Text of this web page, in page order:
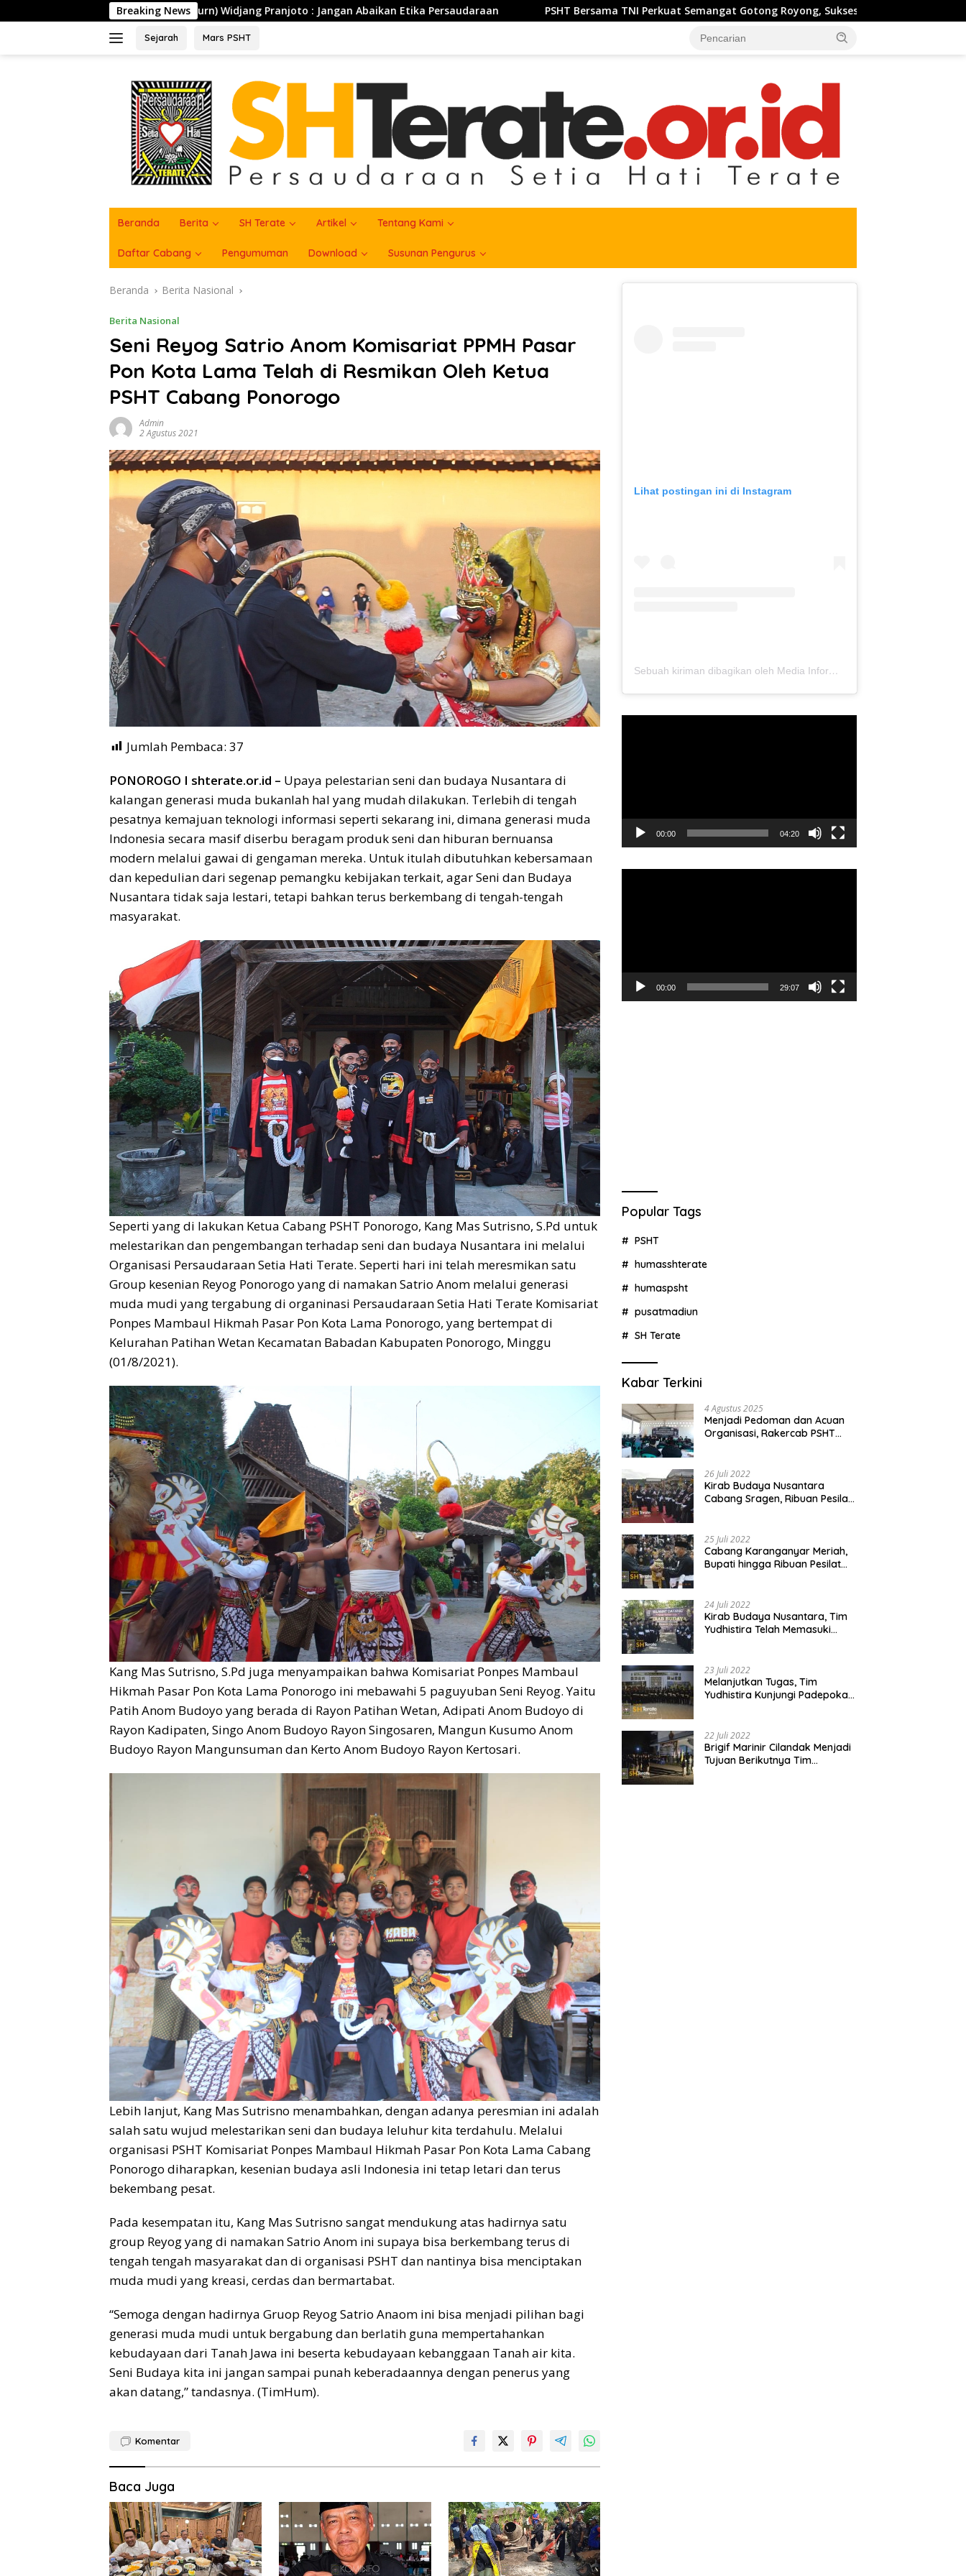
ke
Breaking News
(Purn) Widjang Pranjoto : Jangan Abaikan Etika Persaudaraan PSHT Bersama TNI Perkuat Semangat Gotong Royong, Sukseskan Pengecoran Jembatan TMMD Ke-129 di Bulu Lor
Sejarah Mars PSHT
Beranda Berita SH Terate Artikel Tentang Kami
Daftar Cabang Pengumuman Download Susunan Pengurus
Beranda Berita Nasional
Berita Nasional
Seni Reyog Satrio Anom Komisariat PPMH Pasar
Pon Kota Lama Telah di Resmikan Oleh Ketua
PSHT Cabang Ponorogo
Admin
2 Agustus 2021
Jumlah Pembaca: 37
PONOROGO I shterate.or.id – Upaya pelestarian seni dan budaya Nusantara di
kalangan generasi muda bukanlah hal yang mudah dilakukan. Terlebih di tengah
pesatnya kemajuan teknologi informasi seperti sekarang ini, dimana generasi muda
Indonesia secara masif diserbu beragam produk seni dan hiburan bernuansa
modern melalui gawai di gengaman mereka. Untuk itulah dibutuhkan kebersamaan
dan kepedulian dari segenap pemangku kebijakan terkait, agar Seni dan Budaya
Nusantara tidak saja lestari, tetapi bahkan terus berkembang di tengah-tengah
masyarakat.
Seperti yang di lakukan Ketua Cabang PSHT Ponorogo, Kang Mas Sutrisno, S.Pd untuk
melestarikan dan pengembangan terhadap seni dan budaya Nusantara ini melalui
Organisasi Persaudaraan Setia Hati Terate. Seperti hari ini telah meresmikan satu
Group kesenian Reyog Ponorogo yang di namakan Satrio Anom melalui generasi
muda mudi yang tergabung di organinasi Persaudaraan Setia Hati Terate Komisariat
Ponpes Mambaul Hikmah Pasar Pon Kota Lama Ponorogo, yang bertempat di
Kelurahan Patihan Wetan Kecamatan Babadan Kabupaten Ponorogo, Minggu
(01/8/2021).
Kang Mas Sutrisno, S.Pd juga menyampaikan bahwa Komisariat Ponpes Mambaul
Hikmah Pasar Pon Kota Lama Ponorogo ini mebawahi 5 paguyuban Seni Reyog. Yaitu
Patih Anom Budoyo yang berada di Rayon Patihan Wetan, Adipati Anom Budoyo di
Rayon Kadipaten, Singo Anom Budoyo Rayon Singosaren, Mangun Kusumo Anom
Budoyo Rayon Mangunsuman dan Kerto Anom Budoyo Rayon Kertosari.
Lebih lanjut, Kang Mas Sutrisno menambahkan, dengan adanya peresmian ini adalah
salah satu wujud melestarikan seni dan budaya leluhur kita terdahulu. Melalui
organisasi PSHT Komisariat Ponpes Mambaul Hikmah Pasar Pon Kota Lama Cabang
Ponorogo diharapkan, kesenian budaya asli Indonesia ini tetap letari dan terus
bekembang pesat.
Pada kesempatan itu, Kang Mas Sutrisno sangat mendukung atas hadirnya satu
group Reyog yang di namakan Satrio Anom ini supaya bisa berkembang terus di
tengah tengah masyarakat dan di organisasi PSHT dan nantinya bisa menciptakan
muda mudi yang kreasi, cerdas dan bermartabat.
“Semoga dengan hadirnya Gruop Reyog Satrio Anaom ini bisa menjadi pilihan bagi
generasi muda mudi untuk bergabung dan berlatih guna mempertahankan
kebudayaan dari Tanah Jawa ini beserta kebudayaan kebanggaan Tanah air kita.
Seni Budaya kita ini jangan sampai punah keberadaannya dengan penerus yang
akan datang,” tandasnya. (TimHum).
Komentar
Baca Juga
Lihat postingan ini di Instagram
Sebuah kiriman dibagikan oleh Media Informasi Dewan Pusat Persaudaraan Setia Hati Terate (@media.dewanpusat)
00:00 04:20
00:00 29:07
Popular Tags
PSHT
humasshterate
humaspsht
pusatmadiun
SH Terate
Kabar Terkini
4 Agustus 2025
Menjadi Pedoman dan Acuan
Organisasi, Rakercab PSHT
Kerja, Berjalan Lancar dan
Sukses
26 Juli 2022
Kirab Budaya Nusantara
Cabang Sragen, Ribuan Pesilat
25 Juli 2022
Cabang Karanganyar Meriah,
Bupati hingga Ribuan Pesilat
24 Juli 2022
Kirab Budaya Nusantara, Tim
Yudhistira Telah Memasuki
23 Juli 2022
Melanjutkan Tugas, Tim
Yudhistira Kunjungi Padepokan
22 Juli 2022
Brigif Marinir Cilandak Menjadi
Tujuan Berikutnya Tim